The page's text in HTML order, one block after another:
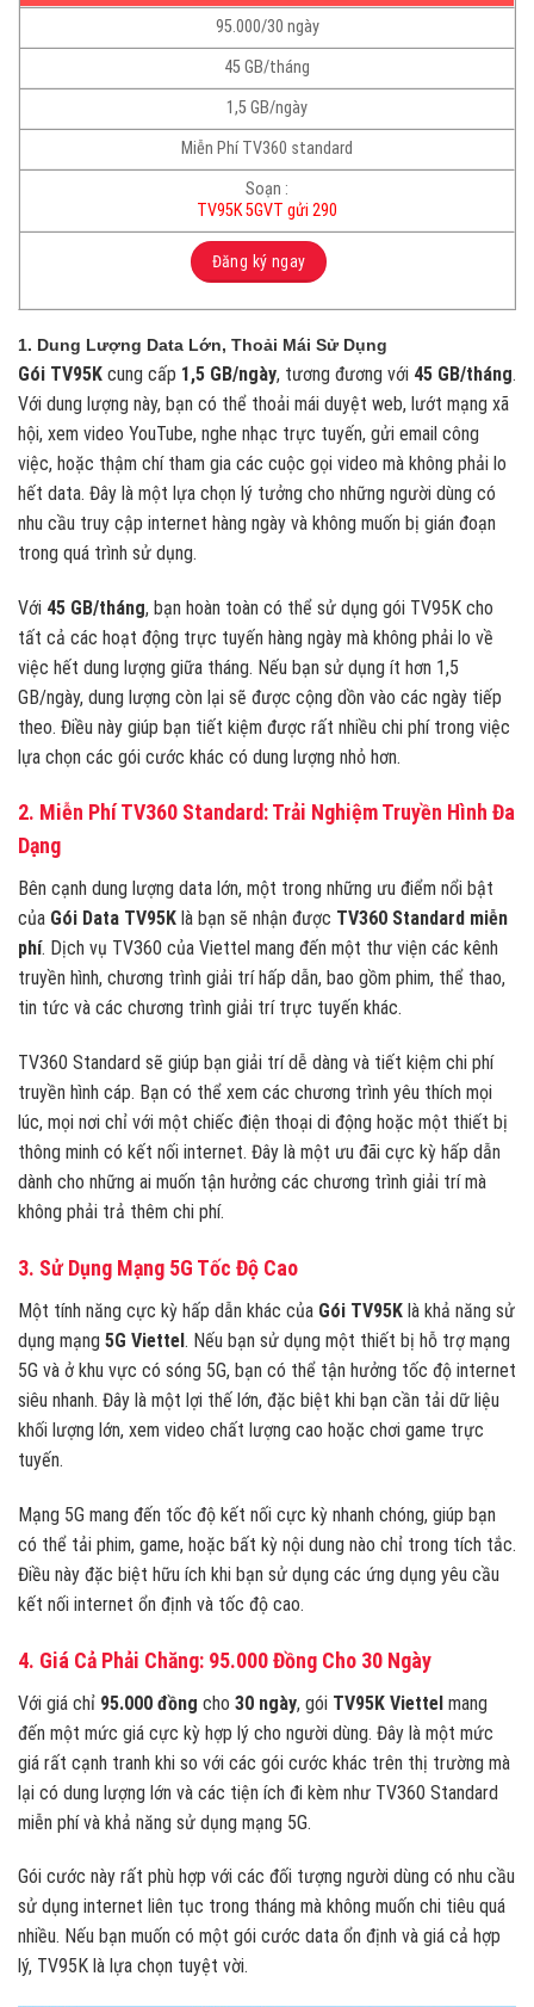
95.000/30 ngày
45 GB/tháng
1,5 GB/ngày
Miễn Phí TV360 standard
Soạn :
TV95K 5GVT gửi 290
Đăng ký ngay
1. Dung Lượng Data Lớn, Thoải Mái Sử Dụng
Gói TV95K cung cấp 1,5 GB/ngày, tương đương với 45 GB/tháng.
Với dung lượng này, bạn có thể thoải mái duyệt web, lướt mạng xã
hội, xem video YouTube, nghe nhạc trực tuyến, gửi email công
việc, hoặc thậm chí tham gia các cuộc gọi video mà không phải lo
hết data. Đây là một lựa chọn lý tưởng cho những người dùng có
nhu cầu truy cập internet hàng ngày và không muốn bị gián đoạn
trong quá trình sử dụng.
Với 45 GB/tháng, bạn hoàn toàn có thể sử dụng gói TV95K cho
tất cả các hoạt động trực tuyến hàng ngày mà không phải lo về
việc hết dung lượng giữa tháng. Nếu bạn sử dụng ít hơn 1,5
GB/ngày, dung lượng còn lại sẽ được cộng dồn vào các ngày tiếp
theo. Điều này giúp bạn tiết kiệm được rất nhiều chi phí trong việc
lựa chọn các gói cước khác có dung lượng nhỏ hơn.
2. Miễn Phí TV360 Standard: Trải Nghiệm Truyền Hình Đa
Dạng
Bên cạnh dung lượng data lớn, một trong những ưu điểm nổi bật
của Gói Data TV95K là bạn sẽ nhận được TV360 Standard miễn
phí. Dịch vụ TV360 của Viettel mang đến một thư viện các kênh
truyền hình, chương trình giải trí hấp dẫn, bao gồm phim, thể thao,
tin tức và các chương trình giải trí trực tuyến khác.
TV360 Standard sẽ giúp bạn giải trí dễ dàng và tiết kiệm chi phí
truyền hình cáp. Bạn có thể xem các chương trình yêu thích mọi
lúc, mọi nơi chỉ với một chiếc điện thoại di động hoặc một thiết bị
thông minh có kết nối internet. Đây là một ưu đãi cực kỳ hấp dẫn
dành cho những ai muốn tận hưởng các chương trình giải trí mà
không phải trả thêm chi phí.
3. Sử Dụng Mạng 5G Tốc Độ Cao
Một tính năng cực kỳ hấp dẫn khác của Gói TV95K là khả năng sử
dụng mạng 5G Viettel. Nếu bạn sử dụng một thiết bị hỗ trợ mạng
5G và ở khu vực có sóng 5G, bạn có thể tận hưởng tốc độ internet
siêu nhanh. Đây là một lợi thế lớn, đặc biệt khi bạn cần tải dữ liệu
khối lượng lớn, xem video chất lượng cao hoặc chơi game trực
tuyến.
Mạng 5G mang đến tốc độ kết nối cực kỳ nhanh chóng, giúp bạn
có thể tải phim, game, hoặc bất kỳ nội dung nào chỉ trong tích tắc.
Điều này đặc biệt hữu ích khi bạn sử dụng các ứng dụng yêu cầu
kết nối internet ổn định và tốc độ cao.
4. Giá Cả Phải Chăng: 95.000 Đồng Cho 30 Ngày
Với giá chỉ 95.000 đồng cho 30 ngày, gói TV95K Viettel mang
đến một mức giá cực kỳ hợp lý cho người dùng. Đây là một mức
giá rất cạnh tranh khi so với các gói cước khác trên thị trường mà
lại có dung lượng lớn và các tiện ích đi kèm như TV360 Standard
miễn phí và khả năng sử dụng mạng 5G.
Gói cước này rất phù hợp với các đối tượng người dùng có nhu cầu
sử dụng internet liên tục trong tháng mà không muốn chi tiêu quá
nhiều. Nếu bạn muốn có một gói cước data ổn định và giá cả hợp
lý, TV95K là lựa chọn tuyệt vời.